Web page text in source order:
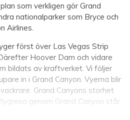
som verkligen gör Grand
nationalparker som Bryce och
Airlines.
först över Las Vegas Strip
Hoover Dam och vidare
bildats av kraftverket. Vi följer
in i Grand Canyon. Vyerna blir
Grand Canyons storhet
genom Grand Canyon står